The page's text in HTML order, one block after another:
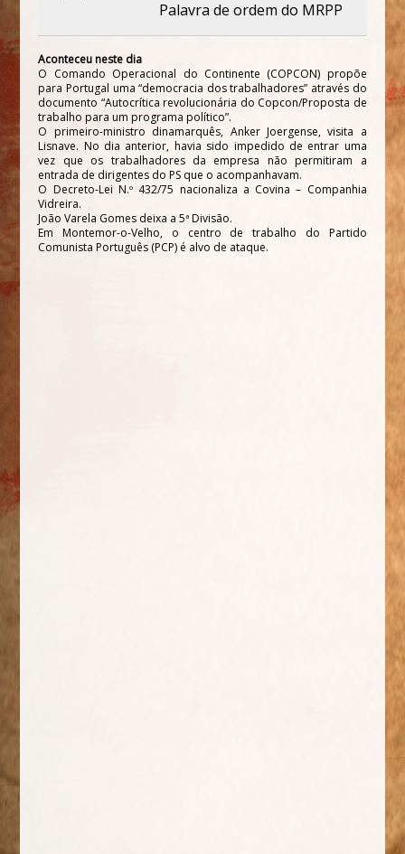
Palavra de ordem do MRPP
Aconteceu neste dia
O Comando Operacional do Continente (COPCON) propõe
para Portugal uma “democracia dos trabalhadores” através do
documento “Autocrítica revolucionária do Copcon/Proposta de
trabalho para um programa político”.
O primeiro-ministro dinamarquês, Anker Joergense, visita a
Lisnave. No dia anterior, havia sido impedido de entrar uma
vez que os trabalhadores da empresa não permitiram a
entrada de dirigentes do PS que o acompanhavam.
O Decreto-Lei N.º 432/75 nacionaliza a Covina – Companhia
Vidreira.
João Varela Gomes deixa a 5ª Divisão.
Em Montemor-o-Velho, o centro de trabalho do Partido
Comunista Português (PCP) é alvo de ataque.